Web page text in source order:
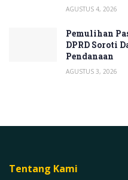
AGUSTUS 4, 2026
Pemulihan
DPRD Soroti
Pendanaan
AGUSTUS 3, 2026
Tentang Kami